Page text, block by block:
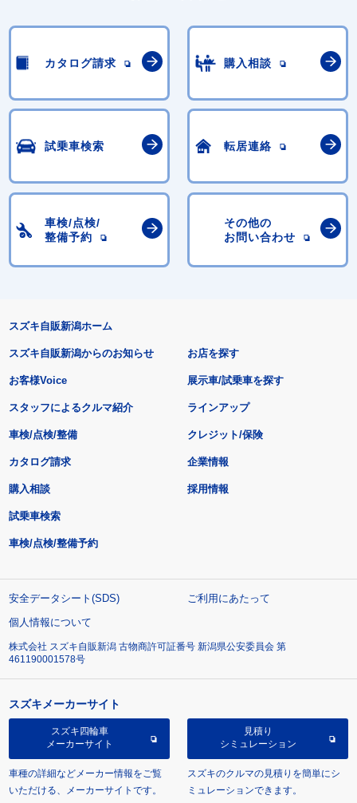
カタログ請求 購入相談
試乗車検索 転居連絡
車検/点検/
整備予約
その他の
お問い合わせ
スズキ自販新潟ホーム
スズキ自販新潟からのお知らせ
お客様Voice
スタッフによるクルマ紹介
お店を探す
展示車/試乗車を探す
ラインアップ
車検/点検/整備 クレジット/保険
カタログ請求
購入相談
試乗車検索
車検/点検/整備予約
企業情報
採用情報
安全データシート(SDS)
ご利用にあたって
個人情報について
株式会社 スズキ自販新潟 古物商許可証番号 新潟県公安委員会 第
461190001578号
スズキメーカーサイト
スズキ四輪車
メーカーサイト
車種の詳細などメーカー情報をご覧
いただける、メーカーサイトです。
見積り
シミュレーション
スズキのクルマの見積りを簡単にシ
ミュレーションできます。